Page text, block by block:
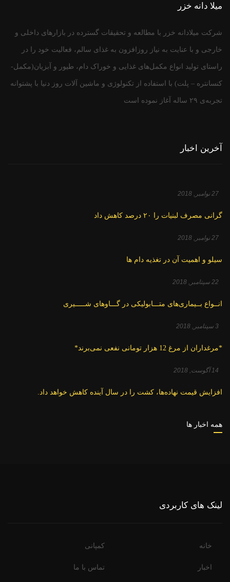
میلا دانه خزر
شرکت میلادانه خزر با مطالعه و تحقیقات گسترده در بازارهای داخلی و
خارجی و با عنایت به نیاز روزافزون به غذای سالم، فعالیت خود را در
راستای تولید انواع مکمل‌های غذایی و خوراک دام، طیور و آبزیان(مکمل-
کنسانتره – پلت) با استفاده از تکنولوژی و ماشین آلات روز دنیا با پشتوانه
تجربه‌ی ۲۹ ساله آغاز نموده است
آخرین اخبار
27 نوامبر, 2018
گرانی مصرف لبنیات را ۲۰ درصد کاهش داد
27 نوامبر, 2018
سیلو و اهمیت آن در تغذیه دام ها
22 سپتامبر, 2018
انــواع بــیماری‌های متـــابولیکی در گـــاوهای شـــــیری
3 سپتامبر, 2018
*مرغداران از مرغ 12 هزار تومانی نفعی نمی‌برند*
14 آگوست, 2018
افزایش قیمت نهاده‌ها، کشت را در سال آینده کاهش خواهد داد.
همه اخبار ها
لینک های کاربردی
خانه کمپانی
اخبار تماس با ما